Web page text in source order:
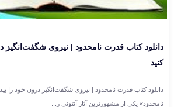
دانلود کتاب قدرت نامحدود | نیروی شگفت‌انگیز
کنید
دانلود کتاب قدرت نامحدود | نیروی شگفت‌انگیز درون خود را
نامحدود» یکی از مشهورترین آثار آنتونی ر...